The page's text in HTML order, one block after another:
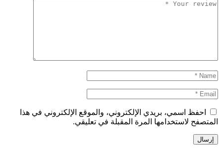
احفظ اسمي، بريدي الإلكتروني، والموقع الإلكتروني في هذا
المتصفح لاستخدامها المرة المقبلة في تعليقي.